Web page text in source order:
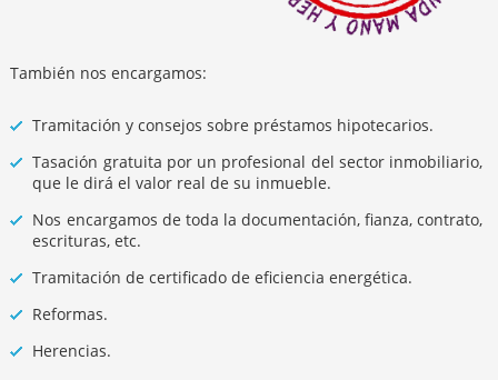
También nos encargamos:
Tramitación y consejos sobre préstamos hipotecarios.
Tasación gratuita por un profesional del sector inmobiliario,
que le dirá el valor real de su inmueble.
Nos encargamos de toda la documentación, fianza, contrato,
escrituras, etc.
Tramitación de certificado de eficiencia energética.
Reformas.
Herencias.